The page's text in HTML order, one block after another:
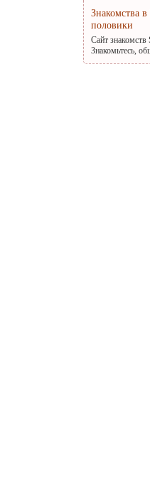
Знакомства
половики
Сайт
Знакомьтесь,